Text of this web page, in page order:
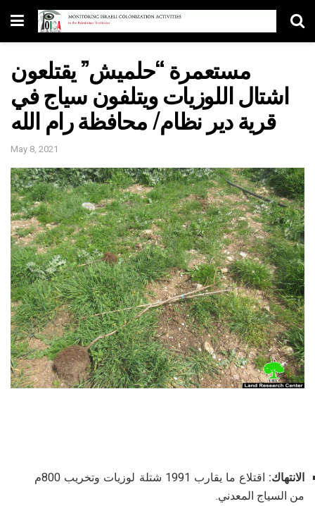
مستعمرة “حلميش” يقتلعون
اشتال اللوزيات ويتلفون سياج في
قرية دير نظام/ محافظة رام الله
May 8, 2021
الانتهاك:
اقتلاع ما يقارب 1991 شتلة لوزيات وتخريب 800م
من السياج المعدني.